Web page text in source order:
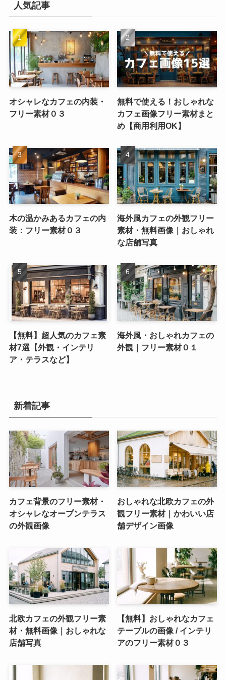
人気記事
オシャレなカフェの内装・
フリー素材０３
無料で使える！おしゃれな
カフェ画像フリー素材まと
め【商用利用OK】
木の温かみあるカフェの内
装：フリー素材０３
海外風カフェの外観フリー
素材・無料画像｜おしゃれ
な店舗写真
【無料】超人気のカフェ素
材7選【外観・インテリ
ア・テラスなど】
海外風・おしゃれカフェの
外観｜フリー素材０１
新着記事
カフェ背景のフリー素材・
オシャレなオープンテラス
の外観画像
おしゃれな北欧カフェの外
観フリー素材｜かわいい店
舗デザイン画像
北欧カフェの外観フリー素
材・無料画像｜おしゃれな
店舗写真
【無料】おしゃれなカフェ
テーブルの画像 / インテリ
アのフリー素材０３